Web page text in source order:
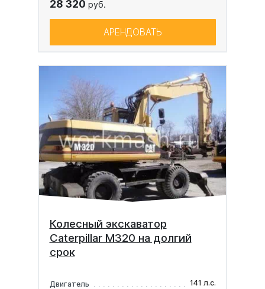
28 320 руб.
АРЕНДОВАТЬ
Колесный экскаватор
Caterpillar M320 на долгий
срок
Двигатель
141 л.с.